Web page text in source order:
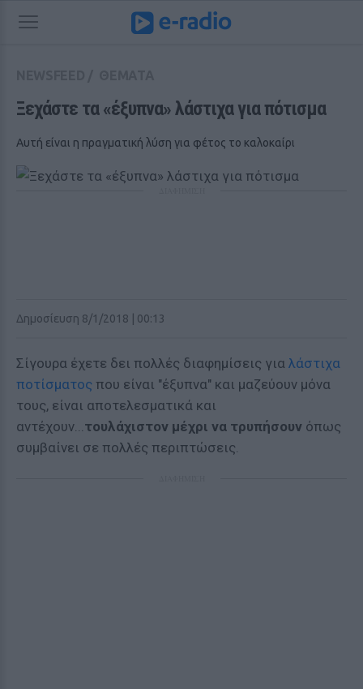
Ξεχάστε τα «έξυπνα» λάστιχα για πότισμα
Αυτή είναι η πραγματική λύση για φέτος το καλοκαίρι
Δημοσίευση 8/1/2018 | 00:13
Σίγουρα έχετε δει πολλές διαφημίσεις για λάστιχα
ποτίσματος που είναι "έξυπνα" και μαζεύουν μόνα
τους, είναι αποτελεσματικά και
αντέχουν...τουλάχιστον μέχρι να τρυπήσουν όπως
συμβαίνει σε πολλές περιπτώσεις.